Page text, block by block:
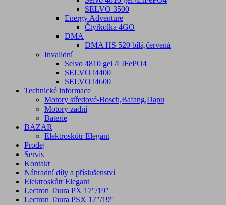
SELVO 3500
Energy Adventure
Čtyřkolka 4GO
DMA
DMA HS 520 bílá,červená
Invalidní
Selvo 4810 gel /LIFePO4
SELVO i4400
SELVO i4600
Technické informace
Motory středové-Bosch,Bafang,Dapu
Motory zadní
Baterie
BAZAR
Elektroskůtr Elegant
Prodej
Servis
Kontakt
Náhradní díly a příslušenství
Elektroskůtr Elegant
Lectron Taura PX 17″/19″
Lectron Taura PSX 17″/19″